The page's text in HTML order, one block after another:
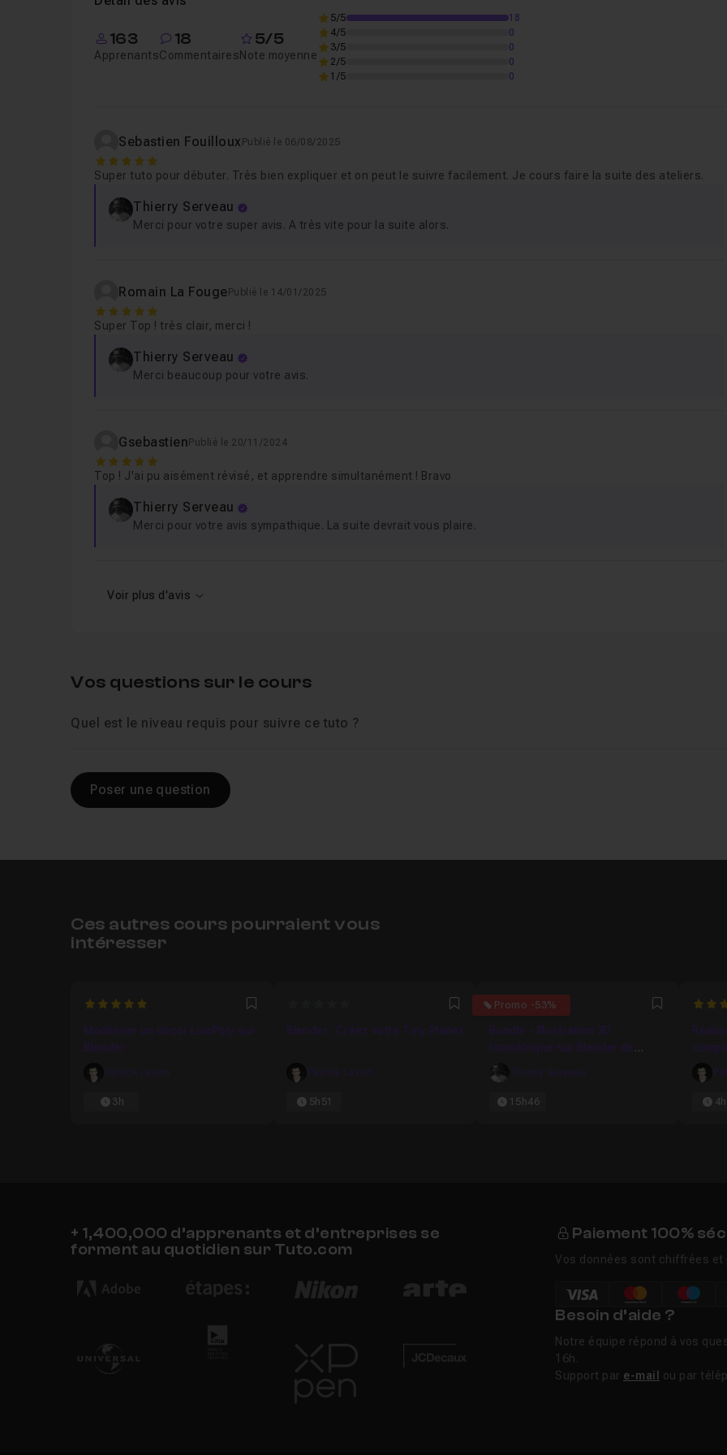
Leçon 6 Etape 6 - Modélisation de l'eau
Leçon 8
Leçon 9 Etape 9 - Ajout et configuration des lumières
163
Apprenants
18
Commentaires
5/5
Note moyenne
5/5
18
4/5
0
3/5
0
2/5
0
1/5
0
Sebastien Fouilloux Publié le 06/08/2025
5
Super tuto pour débuter. Très bien expliquer et on peut le suivre facilement. Je cours faire la suite des ateliers.
Thierry Serveau
Merci pour votre super avis. A très vite pour la suite alors.
Romain La Fouge Publié le 14/01/2025
5
Super Top ! très clair, merci !
Thierry Serveau
Merci beaucoup pour votre avis.
Gsebastien Publié le 20/11/2024
5
Top ! J'ai pu aisément révisé, et apprendre simultanément ! Bravo
Thierry Serveau
Merci pour votre avis sympathique. La suite devrait vous plaire.
Voir plus d'avis
Vos questions sur le cours
Quel est le niveau requis pour suivre ce tuto ?
Poser une question
Ces autres cours pourraient vous
intéresser
5 Favori
Modéliser un décor LowPoly sur
Blender
Patrick Lazon
3h
Favori
Blender : Créez votre Tiny Planet
Patrick Lazon
5h51
Promo -53%
5 Favori
Bundle - Illustration 3D
Isométrique sur Blender de
débutant à avancé
Thierry Serveau
15h46
5
+ 1,400,000 d’apprenants et d’entreprises se
forment au quotidien sur Tuto.com
Paiement 100%
Vos données sont chiffrées
Besoin d’aide ?
Notre équipe répond à vos
16h.
Support par e-mail ou par